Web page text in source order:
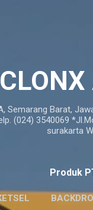
Semarang Barat,
(024) 3540069
surakarta
Produk